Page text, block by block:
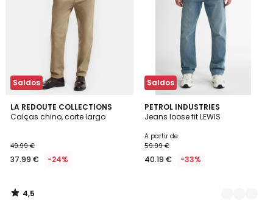
Saldos
LA REDOUTE COLLECTIONS
Calças chino, corte largo
49.99 €
37.99 € -24%
4,5
/ 5
4,5
/
Saldos
PETROL INDUSTRIES
Jeans loose fit LEWIS
A partir de
59.99 €
40.19 € -33%
2
Cores